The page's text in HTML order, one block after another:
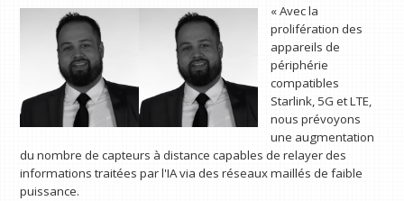
« Avec la
prolifération des
appareils de
périphérie
compatibles
Starlink, 5G et LTE,
nous prévoyons
une augmentation
du nombre de capteurs à distance capables de relayer des
informations traitées par l'IA via des réseaux maillés de faible
puissance.